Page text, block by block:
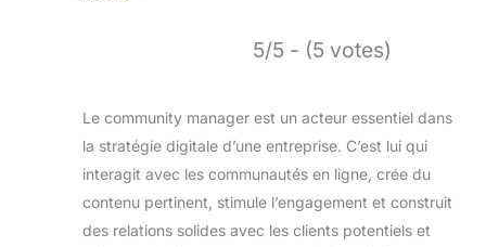
5/5 - (5 votes)
Le community manager est un acteur essentiel dans
la stratégie digitale d’une entreprise. C’est lui qui
interagit avec les communautés en ligne, crée du
contenu pertinent, stimule l’engagement et construit
des relations solides avec les clients potentiels et